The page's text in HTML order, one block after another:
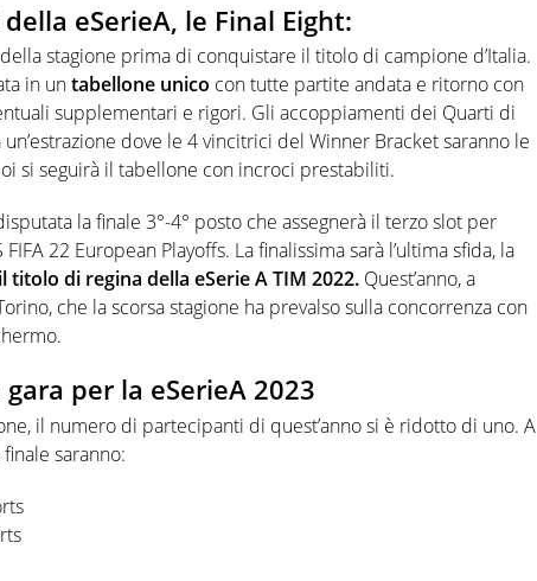
eSerieA, le Final Eight:
della stagione prima di conquistare il titolo di campione d’Italia.
in untabellone unico con tutte partite andata e ritorno con
supplementari e rigori. Gli accoppiamenti dei Quarti di
dove le 4 vincitrici del Winner Bracket saranno le
si seguirà il tabellone con incroci prestabiliti.
la finale 3°-4° posto che assegnerà il terzo slot per
FIFA 22 European Playoffs. La finalissima sarà l’ultima sfida, la
titolo di regina della eSerie A TIM 2022. Quest’anno, a
che la scorsa stagione ha prevalso sulla concorrenza con
per la eSerieA 2023
il numero di partecipanti di quest’anno si è ridotto di uno. A
saranno: